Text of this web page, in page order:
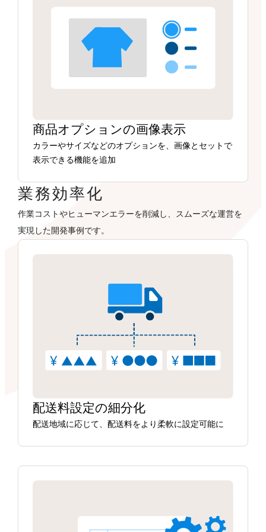
商品オプションの画像表示
カラーやサイズなどのオプションを、画像とセットで
表示できる機能を追加
業務効率化
作業コストやヒューマンエラーを削減し、スムーズな運営を
実現した開発事例です。
配送料設定の細分化
配送地域に応じて、配送料をより柔軟に設定可能に